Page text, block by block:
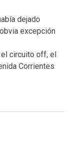
dejado
excepción
circuito off, el
Corrientes